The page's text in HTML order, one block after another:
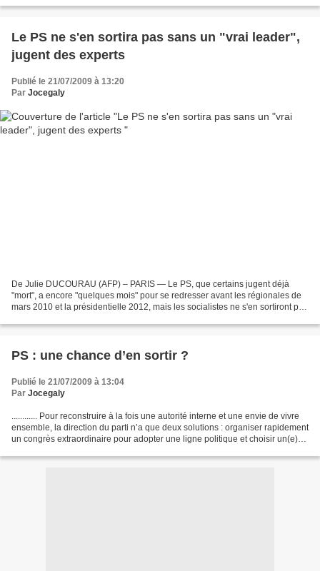
Le PS ne s'en sortira pas sans un "vrai leader",
jugent des experts
Publié le 21/07/2009 à 13:20
Par Jocegaly
De Julie DUCOURAU (AFP) – PARIS — Le PS, que certains jugent déjà
"mort", a encore "quelques mois" pour se redresser avant les régionales de
mars 2010 et la présidentielle 2012, mais les socialistes ne s'en sortiront pas
PS : une chance d’en sortir ?
Publié le 21/07/2009 à 13:04
Par Jocegaly
............ Pour reconstruire à la fois une autorité interne et une envie de vivre
ensemble, la direction du parti n’a que deux solutions : organiser rapidement
un congrès extraordinaire pour adopter une ligne politique et choisir un(e)